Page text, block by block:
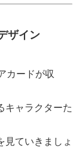
ザイン
カードが収
キャラクターた
見ていきましょ